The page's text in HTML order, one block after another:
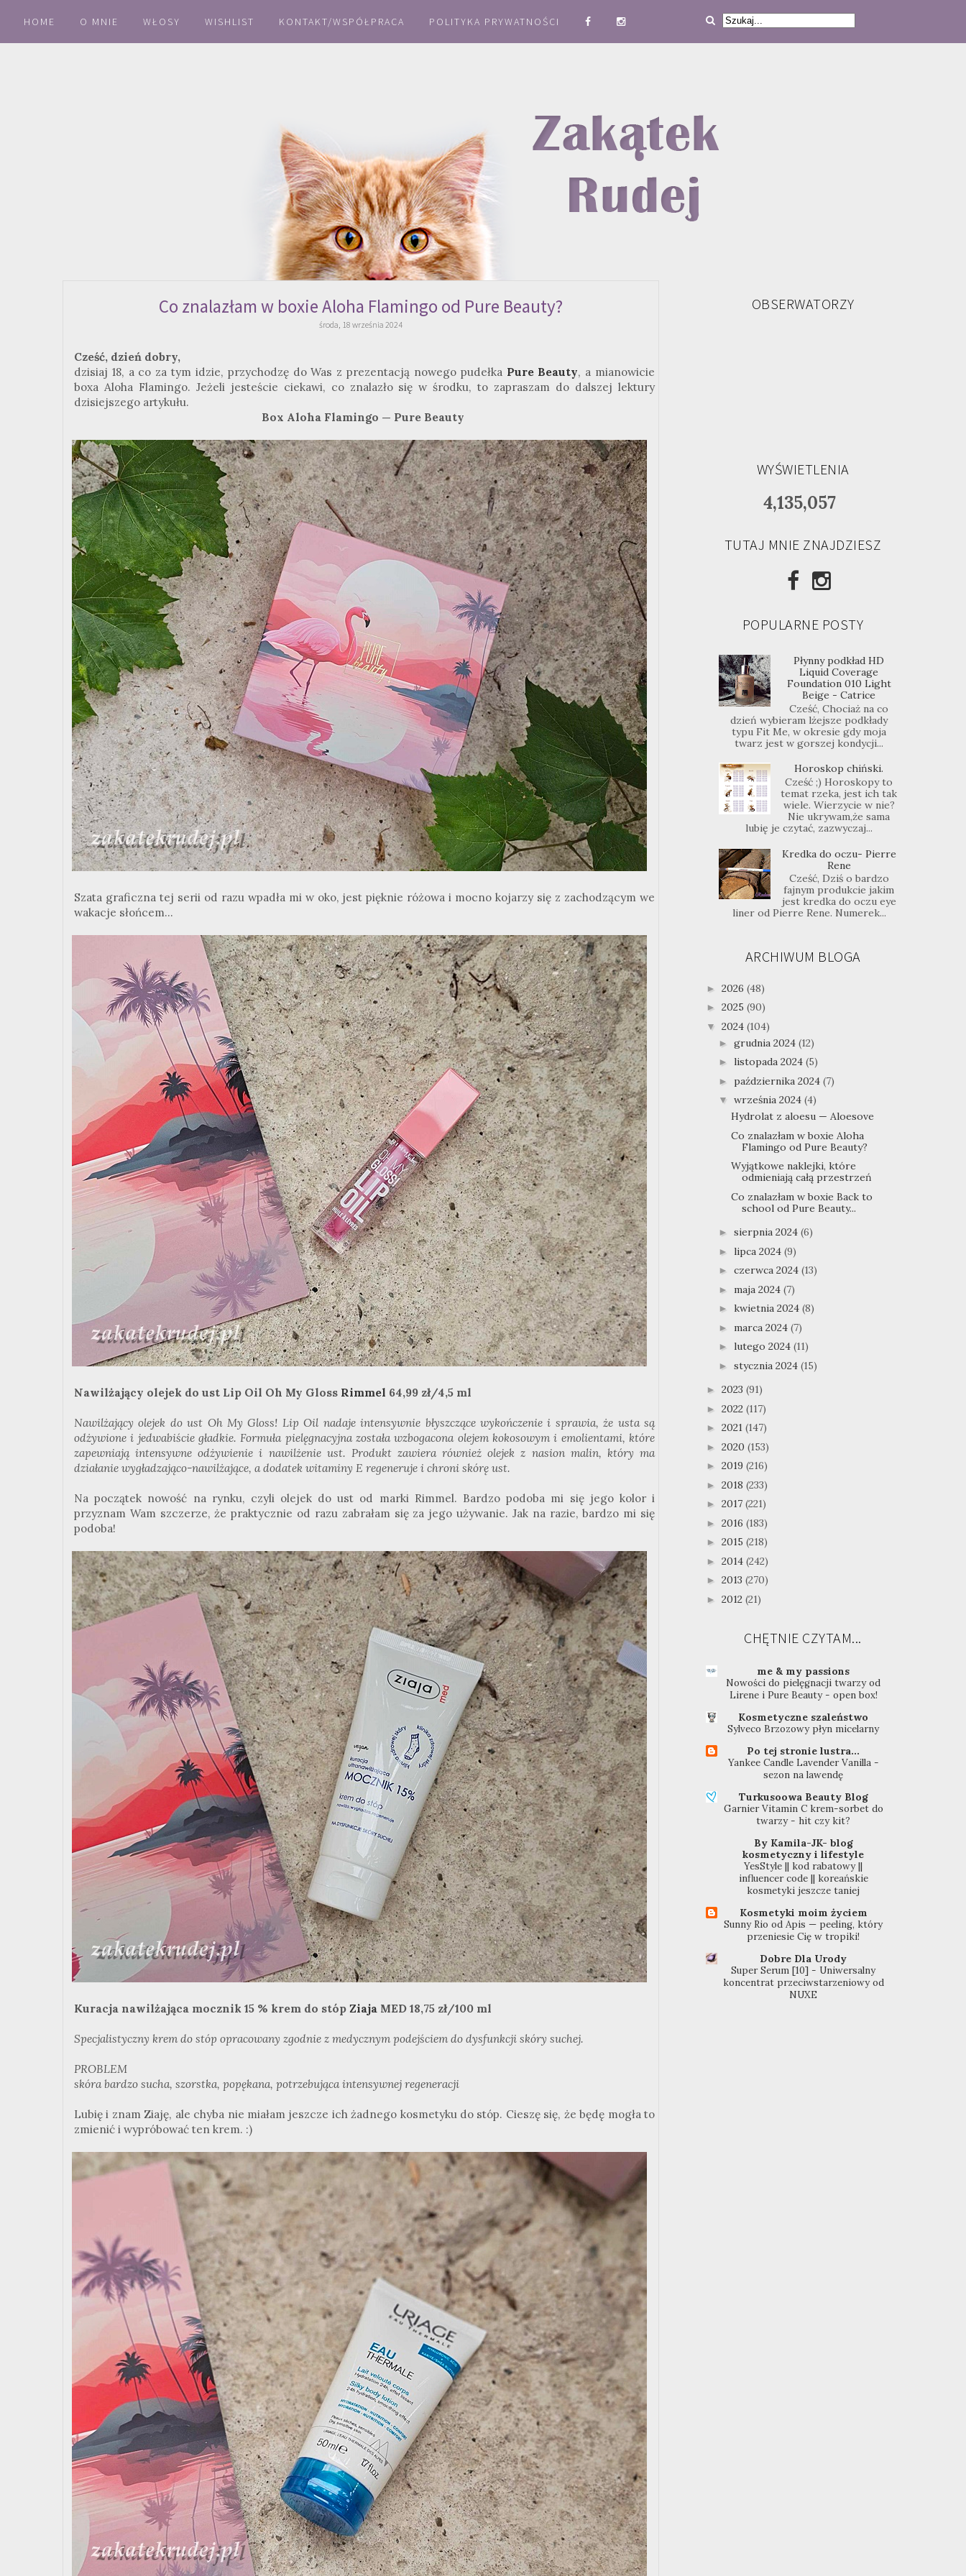
HOME O MNIE WŁOSY WISHLIST KONTAKT/WSPÓŁPRACA POLITYKA PRYWATNOŚCI
Co znalazłam w boxie Aloha Flamingo od Pure Beauty?
środa, 18 września 2024
Cześć, dzień dobry,
dzisiaj 18, a co za tym idzie, przychodzę do Was z prezentacją nowego pudełka Pure Beauty, a mianowicie
boxa Aloha Flamingo. Jeżeli jesteście ciekawi, co znalazło się w środku, to zapraszam do dalszej lektury
dzisiejszego artykułu.
Box Aloha Flamingo — Pure Beauty
Szata graficzna tej serii od razu wpadła mi w oko, jest pięknie różowa i mocno kojarzy się z zachodzącym we
wakacje słońcem...
Nawilżający olejek do ust Lip Oil Oh My Gloss Rimmel 64,99 zł/4,5 ml
Nawilżający olejek do ust Oh My Gloss! Lip Oil nadaje intensywnie błyszczące wykończenie i sprawia, że usta są
odżywione i jedwabiście gładkie. Formuła pielęgnacyjna została wzbogacona olejem kokosowym i emolientami, które
zapewniają intensywne odżywienie i nawilżenie ust. Produkt zawiera również olejek z nasion malin, który ma
działanie wygładzająco-nawilżające, a dodatek witaminy E regeneruje i chroni skórę ust.
Na początek nowość na rynku, czyli olejek do ust od marki Rimmel. Bardzo podoba mi się jego kolor i
przyznam Wam szczerze, że praktycznie od razu zabrałam się za jego używanie. Jak na razie, bardzo mi się
podoba!
Kuracja nawilżająca mocznik 15 % krem do stóp Ziaja MED 18,75 zł/100 ml
Specjalistyczny krem do stóp opracowany zgodnie z medycznym podejściem do dysfunkcji skóry suchej.
PROBLEM
skóra bardzo sucha, szorstka, popękana, potrzebująca intensywnej regeneracji
Lubię i znam Ziaję, ale chyba nie miałam jeszcze ich żadnego kosmetyku do stóp. Cieszę się, że będę mogła to
zmienić i wypróbować ten krem. :)
OBSERWATORZY
WYŚWIETLENIA
4,135,057
TUTAJ MNIE ZNAJDZIESZ
POPULARNE POSTY
Płynny podkład HD
Liquid Coverage
Foundation 010 Light
Beige - Catrice
Cześć, Chociaż na co
dzień wybieram lżejsze podkłady
typu Fit Me, w okresie gdy moja
twarz jest w gorszej kondycji...
Horoskop chiński.
Cześć ;) Horoskopy to
temat rzeka, jest ich tak
wiele. Wierzycie w nie?
Nie ukrywam,że sama
lubię je czytać, zazwyczaj...
Kredka do oczu- Pierre
Rene
Cześć, Dziś o bardzo
fajnym produkcie jakim
jest kredka do oczu eye
liner od Pierre Rene. Numerek...
ARCHIWUM BLOGA
► 2026 (48)
► 2025 (90)
▼ 2024 (104)
► grudnia 2024 (12)
► listopada 2024 (5)
► października 2024 (7)
▼ września 2024 (4)
Hydrolat z aloesu — Aloesove
Co znalazłam w boxie Aloha
Flamingo od Pure Beauty?
Wyjątkowe naklejki, które
odmieniają całą przestrzeń
Co znalazłam w boxie Back to
school od Pure Beauty...
► sierpnia 2024 (6)
► lipca 2024 (9)
► czerwca 2024 (13)
► maja 2024 (7)
► kwietnia 2024 (8)
► marca 2024 (7)
► lutego 2024 (11)
► stycznia 2024 (15)
► 2023 (91)
► 2022 (117)
► 2021 (147)
► 2020 (153)
► 2019 (216)
► 2018 (233)
► 2017 (221)
► 2016 (183)
► 2015 (218)
► 2014 (242)
► 2013 (270)
► 2012 (21)
CHĘTNIE CZYTAM...
me & my passions
Nowości do pielęgnacji twarzy od
Lirene i Pure Beauty - open box!
Kosmetyczne szaleństwo
Sylveco Brzozowy płyn micelarny
Po tej stronie lustra...
Yankee Candle Lavender Vanilla -
sezon na lawendę
Turkusoowa Beauty Blog
Garnier Vitamin C krem-sorbet do
twarzy - hit czy kit?
By Kamila-JK- blog
kosmetyczny i lifestyle
YesStyle || kod rabatowy ||
influencer code || koreańskie
kosmetyki jeszcze taniej
Kosmetyki moim życiem
Sunny Rio od Apis — peeling, który
przeniesie Cię w tropiki!
Dobre Dla Urody
Super Serum [10] - Uniwersalny
koncentrat przeciwstarzeniowy od
NUXE